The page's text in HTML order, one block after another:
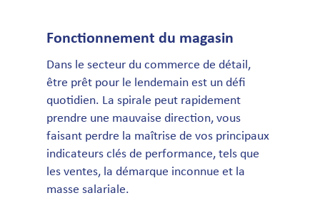
Fonctionnement du magasin
Dans le secteur du commerce de détail,
être prêt pour le lendemain est un défi
quotidien. La spirale peut rapidement
prendre une mauvaise direction, vous
faisant perdre la maîtrise de vos principaux
indicateurs clés de performance, tels que
les ventes, la démarque inconnue et la
masse salariale.